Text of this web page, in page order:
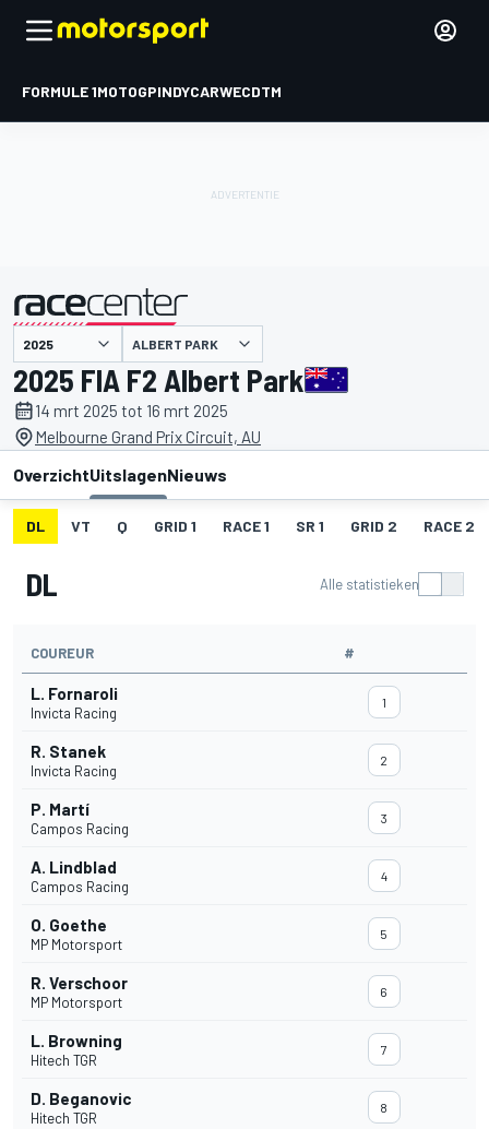
FORMULE 1MOTOGPINDYCARWECDTM
gepresenteerd door ALBERT PARK
2025 FIA F2 Albert Park
14 mrt 2025 tot 16 mrt 2025
Melbourne Grand Prix Circuit, AU
OverzichtUitslagenNieuws
DL VT Q GRID 1 RACE 1 SR 1 GRID 2 RACE 2
DL Alle statistieken
COUREUR #
L. Fornaroli
Invicta Racing
1
R. Stanek
Invicta Racing
2
P. Martí
Campos Racing
3
A. Lindblad
Campos Racing
4
O. Goethe
MP Motorsport
5
R. Verschoor
MP Motorsport
6
L. Browning
Hitech TGR
7
D. Beganovic
Hitech TGR
8